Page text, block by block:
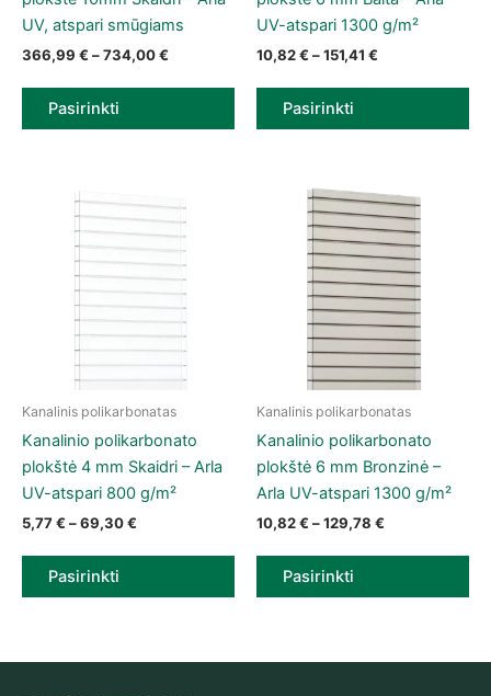
UV, atspari smūgiams
366,99 € –734,00€ Price range: 366,99 € through 734,00 €
Pasirinkti
UV-atspari 1300 g/m²
10,82€ –151,41 €
Pasirinkti
Kanalinis polikarbonatas
Kanalinio polikarbonato
plokštė 4 mm Skaidri – Arla
UV-atspari 800 g/m²
5,77€ –69,30€ Price range: 5,77 € through 69,30 €
Pasirinkti
This product has multiple variants. The options may be
Kanalinis polikarbonatas
Kanalinio polikarbonato
plokštė 6 mm Bronzinė –
Arla UV-atspari 1300 g/m²
10,82€ –129,78 €
Pasirinkti
This product has multiple